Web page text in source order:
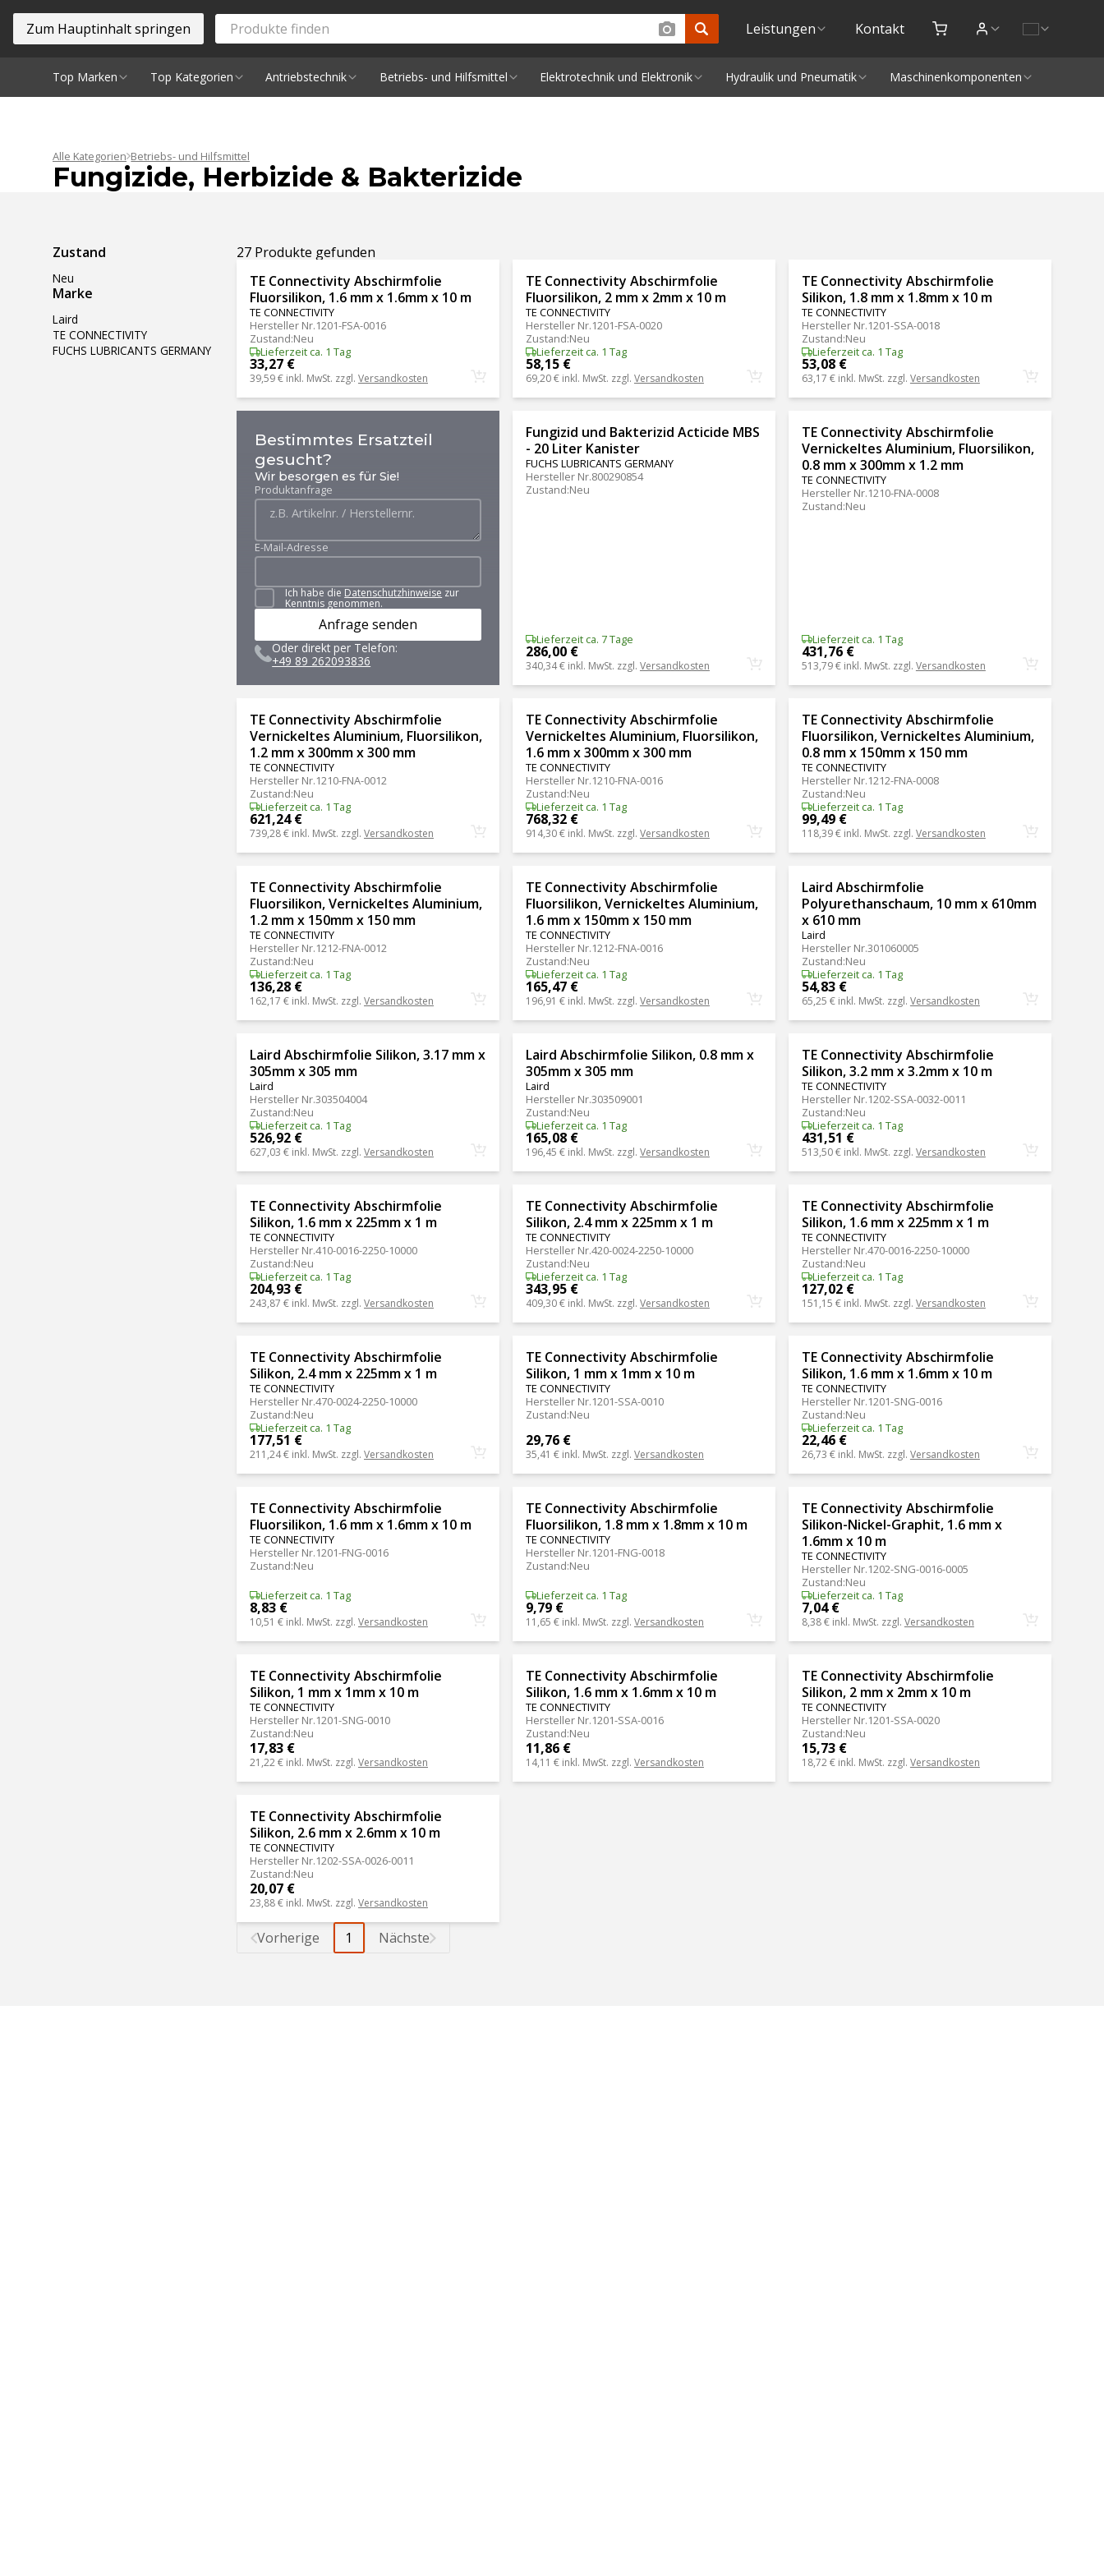
Zum Hauptinhalt springen Leistungen Kontakt
Top Marken Top Kategorien Antriebstechnik Betriebs- und Hilfsmittel Elektrotechnik und Elektronik Hydraulik und Pneumatik Maschinenkomponenten
Alle Kategorien Betriebs- und Hilfsmittel
Fungizide, Herbizide & Bakterizide
Ergebnisse filtern
Zustand
Neu
Marke
Laird
TE CONNECTIVITY
FUCHS LUBRICANTS GERMANY
27 Produkte gefunden
TE Connectivity Abschirmfolie
Fluorsilikon, 1.6 mm x 1.6mm x 10 m
TE CONNECTIVITY
Hersteller Nr.1201-FSA-0016
Zustand:Neu
Lieferzeit ca. 1 Tag
33,27 €
39,59 € inkl. MwSt. zzgl. Versandkosten
TE Connectivity Abschirmfolie
Fluorsilikon, 2 mm x 2mm x 10 m
TE CONNECTIVITY
Hersteller Nr.1201-FSA-0020
Zustand:Neu
Lieferzeit ca. 1 Tag
58,15 €
69,20 € inkl. MwSt. zzgl. Versandkosten
TE Connectivity Abschirmfolie
Silikon, 1.8 mm x 1.8mm x 10 m
TE CONNECTIVITY
Hersteller Nr.1201-SSA-0018
Zustand:Neu
Lieferzeit ca. 1 Tag
53,08 €
63,17 € inkl. MwSt. zzgl. Versandkosten
Bestimmtes Ersatzteil
gesucht?
Wir besorgen es für Sie!
Produktanfrage
E-Mail-Adresse
Ich habe die Datenschutzhinweise zur
Kenntnis genommen.
Anfrage senden
Oder direkt per Telefon:
+49 89 262093836
Fungizid und Bakterizid Acticide MBS
- 20 Liter Kanister
FUCHS LUBRICANTS GERMANY
Hersteller Nr.800290854
Zustand:Neu
Lieferzeit ca. 7 Tage
286,00 €
340,34 € inkl. MwSt. zzgl. Versandkosten
TE Connectivity Abschirmfolie
Vernickeltes Aluminium, Fluorsilikon,
0.8 mm x 300mm x 1.2 mm
TE CONNECTIVITY
Hersteller Nr.1210-FNA-0008
Zustand:Neu
Lieferzeit ca. 1 Tag
431,76 €
513,79 € inkl. MwSt. zzgl. Versandkosten
TE Connectivity Abschirmfolie
Vernickeltes Aluminium, Fluorsilikon,
1.2 mm x 300mm x 300 mm
TE CONNECTIVITY
Hersteller Nr.1210-FNA-0012
Zustand:Neu
Lieferzeit ca. 1 Tag
621,24 €
739,28 € inkl. MwSt. zzgl. Versandkosten
TE Connectivity Abschirmfolie
Vernickeltes Aluminium, Fluorsilikon,
1.6 mm x 300mm x 300 mm
TE CONNECTIVITY
Hersteller Nr.1210-FNA-0016
Zustand:Neu
Lieferzeit ca. 1 Tag
768,32 €
914,30 € inkl. MwSt. zzgl. Versandkosten
TE Connectivity Abschirmfolie
Fluorsilikon, Vernickeltes Aluminium,
0.8 mm x 150mm x 150 mm
TE CONNECTIVITY
Hersteller Nr.1212-FNA-0008
Zustand:Neu
Lieferzeit ca. 1 Tag
99,49 €
118,39 € inkl. MwSt. zzgl. Versandkosten
TE Connectivity Abschirmfolie
Fluorsilikon, Vernickeltes Aluminium,
1.2 mm x 150mm x 150 mm
TE CONNECTIVITY
Hersteller Nr.1212-FNA-0012
Zustand:Neu
Lieferzeit ca. 1 Tag
136,28 €
162,17 € inkl. MwSt. zzgl. Versandkosten
TE Connectivity Abschirmfolie
Fluorsilikon, Vernickeltes Aluminium,
1.6 mm x 150mm x 150 mm
TE CONNECTIVITY
Hersteller Nr.1212-FNA-0016
Zustand:Neu
Lieferzeit ca. 1 Tag
165,47 €
196,91 € inkl. MwSt. zzgl. Versandkosten
Laird Abschirmfolie
Polyurethanschaum, 10 mm x 610mm
x 610 mm
Laird
Hersteller Nr.301060005
Zustand:Neu
Lieferzeit ca. 1 Tag
54,83 €
65,25 € inkl. MwSt. zzgl. Versandkosten
Laird Abschirmfolie Silikon, 3.17 mm x
305mm x 305 mm
Laird
Hersteller Nr.303504004
Zustand:Neu
Lieferzeit ca. 1 Tag
526,92 €
627,03 € inkl. MwSt. zzgl. Versandkosten
Laird Abschirmfolie Silikon, 0.8 mm x
305mm x 305 mm
Laird
Hersteller Nr.303509001
Zustand:Neu
Lieferzeit ca. 1 Tag
165,08 €
196,45 € inkl. MwSt. zzgl. Versandkosten
TE Connectivity Abschirmfolie
Silikon, 3.2 mm x 3.2mm x 10 m
TE CONNECTIVITY
Hersteller Nr.1202-SSA-0032-0011
Zustand:Neu
Lieferzeit ca. 1 Tag
431,51 €
513,50 € inkl. MwSt. zzgl. Versandkosten
TE Connectivity Abschirmfolie
Silikon, 1.6 mm x 225mm x 1 m
TE CONNECTIVITY
Hersteller Nr.410-0016-2250-10000
Zustand:Neu
Lieferzeit ca. 1 Tag
204,93 €
243,87 € inkl. MwSt. zzgl. Versandkosten
TE Connectivity Abschirmfolie
Silikon, 2.4 mm x 225mm x 1 m
TE CONNECTIVITY
Hersteller Nr.420-0024-2250-10000
Zustand:Neu
Lieferzeit ca. 1 Tag
343,95 €
409,30 € inkl. MwSt. zzgl. Versandkosten
TE Connectivity Abschirmfolie
Silikon, 1.6 mm x 225mm x 1 m
TE CONNECTIVITY
Hersteller Nr.470-0016-2250-10000
Zustand:Neu
Lieferzeit ca. 1 Tag
127,02 €
151,15 € inkl. MwSt. zzgl. Versandkosten
TE Connectivity Abschirmfolie
Silikon, 2.4 mm x 225mm x 1 m
TE CONNECTIVITY
Hersteller Nr.470-0024-2250-10000
Zustand:Neu
Lieferzeit ca. 1 Tag
177,51 €
211,24 € inkl. MwSt. zzgl. Versandkosten
TE Connectivity Abschirmfolie
Silikon, 1 mm x 1mm x 10 m
TE CONNECTIVITY
Hersteller Nr.1201-SSA-0010
Zustand:Neu
29,76 €
35,41 € inkl. MwSt. zzgl. Versandkosten
TE Connectivity Abschirmfolie
Silikon, 1.6 mm x 1.6mm x 10 m
TE CONNECTIVITY
Hersteller Nr.1201-SNG-0016
Zustand:Neu
Lieferzeit ca. 1 Tag
22,46 €
26,73 € inkl. MwSt. zzgl. Versandkosten
TE Connectivity Abschirmfolie
Fluorsilikon, 1.6 mm x 1.6mm x 10 m
TE CONNECTIVITY
Hersteller Nr.1201-FNG-0016
Zustand:Neu
Lieferzeit ca. 1 Tag
8,83 €
10,51 € inkl. MwSt. zzgl. Versandkosten
TE Connectivity Abschirmfolie
Fluorsilikon, 1.8 mm x 1.8mm x 10 m
TE CONNECTIVITY
Hersteller Nr.1201-FNG-0018
Zustand:Neu
Lieferzeit ca. 1 Tag
9,79 €
11,65 € inkl. MwSt. zzgl. Versandkosten
TE Connectivity Abschirmfolie
Silikon-Nickel-Graphit, 1.6 mm x
1.6mm x 10 m
TE CONNECTIVITY
Hersteller Nr.1202-SNG-0016-0005
Zustand:Neu
Lieferzeit ca. 1 Tag
7,04 €
8,38 € inkl. MwSt. zzgl. Versandkosten
TE Connectivity Abschirmfolie
Silikon, 1 mm x 1mm x 10 m
TE CONNECTIVITY
Hersteller Nr.1201-SNG-0010
Zustand:Neu
17,83 €
21,22 € inkl. MwSt. zzgl. Versandkosten
TE Connectivity Abschirmfolie
Silikon, 1.6 mm x 1.6mm x 10 m
TE CONNECTIVITY
Hersteller Nr.1201-SSA-0016
Zustand:Neu
11,86 €
14,11 € inkl. MwSt. zzgl. Versandkosten
TE Connectivity Abschirmfolie
Silikon, 2 mm x 2mm x 10 m
TE CONNECTIVITY
Hersteller Nr.1201-SSA-0020
Zustand:Neu
15,73 €
18,72 € inkl. MwSt. zzgl. Versandkosten
TE Connectivity Abschirmfolie
Silikon, 2.6 mm x 2.6mm x 10 m
TE CONNECTIVITY
Hersteller Nr.1202-SSA-0026-0011
Zustand:Neu
20,07 €
23,88 € inkl. MwSt. zzgl. Versandkosten
Vorherige 1 Nächste